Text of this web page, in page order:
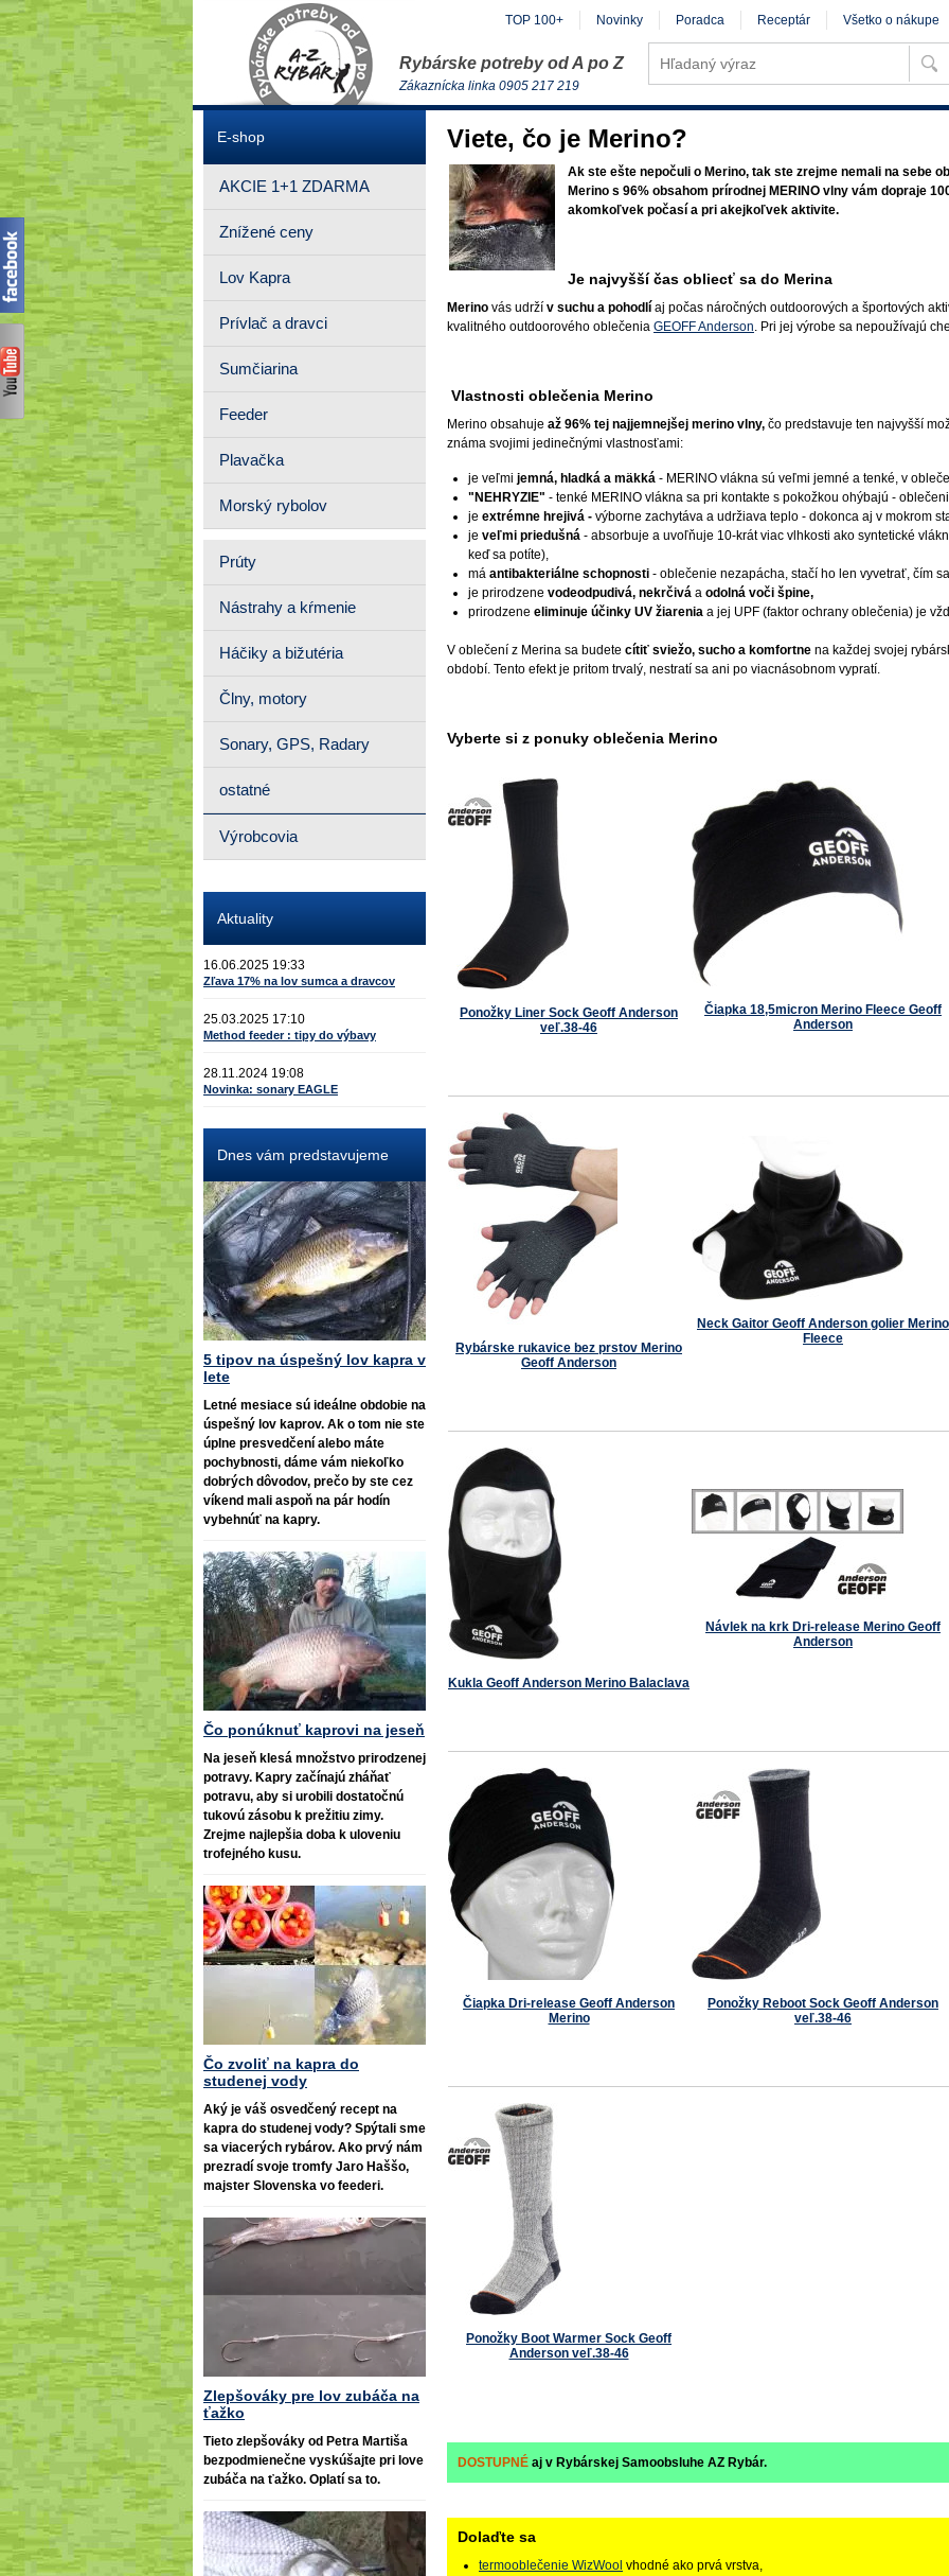
Rybárske potreby od A po Z
Zákaznícka linka 0905 217 219
Viete, čo je Merino?
Ak ste ešte nepočuli o Merino, tak ste zrejme nemali na sebe
Merino s 96% obsahom prírodnej MERINO vlny vám dopraje
akomkoľvek počasí a pri akejkoľvek aktivite.
Je najvyšší čas obliecť sa do Merina
Merino vás udrží v suchu a pohodlí aj počas náročných outdoorových a športových
kvalitného outdoorového oblečenia GEOFF Anderson. Pri jej výrobe sa nepoužívajú
Vlastnosti oblečenia Merino
Merino obsahuje až 96% tej najjemnejšej merino vlny, čo predstavuje ten najvyšší
známa svojimi jedinečnými vlastnosťami:
je veľmi jemná, hladká a mäkká - MERINO vlákna sú veľmi jemné a tenké, v
"NEHRYZIE" - tenké MERINO vlákna sa pri kontakte s pokožkou ohýbajú -
je extrémne hrejivá - výborne zachytáva a udržiava teplo - dokonca aj v mokrom
je veľmi priedušná - absorbuje a uvoľňuje 10-krát viac vlhkosti ako syntetické
keď sa potíte),
má antibakteriálne schopnosti - oblečenie nezapácha, stačí ho len vyvetrať, čím
je prirodzene vodeodpudivá, nekrčivá a odolná voči špine,
prirodzene eliminuje účinky UV žiarenia a jej UPF (faktor ochrany oblečenia) je
V oblečení z Merina sa budete cítiť sviežo, sucho a komfortne na každej svojej
období. Tento efekt je pritom trvalý, nestratí sa ani po viacnásobnom vypratí.
Vyberte si z ponuky oblečenia Merino
Ponožky Liner Sock Geoff Anderson
veľ.38-46
Čiapka 18,5micron Merino Fleece Geoff
Anderson
Rybárske rukavice bez prstov Merino
Geoff Anderson
Neck Gaitor Geoff Anderson golier Merino
Fleece
Kukla Geoff Anderson Merino Balaclava
Návlek na krk Dri-release Merino Geoff
Anderson
Čiapka Dri-release Geoff Anderson
Merino
Ponožky Reboot Sock Geoff Anderson
veľ.38-46
Ponožky Boot Warmer Sock Geoff
Anderson veľ.38-46
DOSTUPNÉ aj v Rybárskej Samoobsluhe AZ Rybár.
Dolaďte sa
termooblečenie WizWool vhodné ako prvá vrstva,
E-shop
AKCIE 1+1 ZDARMA
Znížené ceny
Lov Kapra
Prívlač a dravci
Sumčiarina
Feeder
Plavačka
Morský rybolov
Prúty
Nástrahy a kŕmenie
Háčiky a bižutéria
Člny, motory
Sonary, GPS, Radary
ostatné
Výrobcovia
Aktuality
16.06.2025 19:33
Zľava 17% na lov sumca a dravcov
25.03.2025 17:10
Method feeder : tipy do výbavy
28.11.2024 19:08
Novinka: sonary EAGLE
Dnes vám predstavujeme
5 tipov na úspešný lov kapra v
lete
Letné mesiace sú ideálne obdobie na
úspešný lov kaprov. Ak o tom nie ste
úplne presvedčení alebo máte
pochybnosti, dáme vám niekoľko
dobrých dôvodov, prečo by ste cez
víkend mali aspoň na pár hodín
vybehnúť na kapry.
Čo ponúknuť kaprovi na jeseň
Na jeseň klesá množstvo prirodzenej
potravy. Kapry začínajú zháňať
potravu, aby si urobili dostatočnú
tukovú zásobu k prežitiu zimy.
Zrejme najlepšia doba k uloveniu
trofejného kusu.
Čo zvoliť na kapra do
studenej vody
Aký je váš osvedčený recept na
kapra do studenej vody? Spýtali sme
sa viacerých rybárov. Ako prvý nám
prezradí svoje tromfy Jaro Haššo,
majster Slovenska vo feederi.
Zlepšováky pre lov zubáča na
ťažko
Tieto zlepšováky od Petra Martiša
bezpodmienečne vyskúšajte pri love
zubáča na ťažko. Oplatí sa to.
TOP 100+ Novinky Poradca Receptár Všetko o nákupe